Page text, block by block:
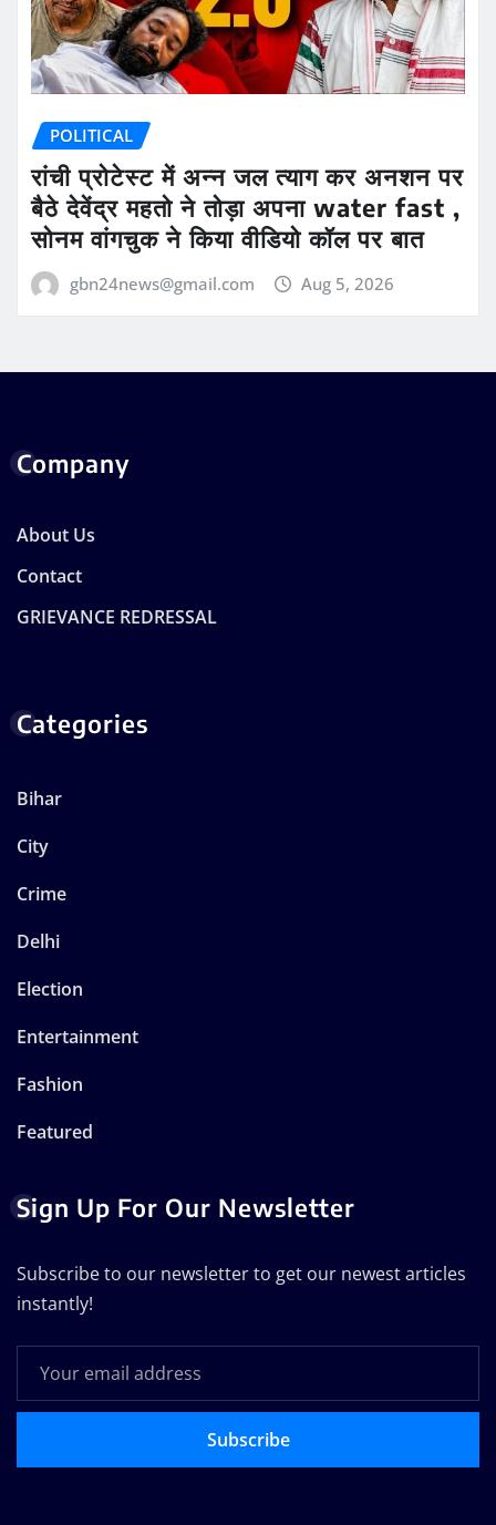
POLITICAL
रांची प्रोटेस्ट में अन्न जल त्याग कर अनशन पर
बैठे देवेंद्र महतो ने तोड़ा अपना water fast ,
सोनम वांगचुक ने किया वीडियो कॉल पर बात
gbn24news@gmail.com Aug 5, 2026
Company
About Us
Contact
GRIEVANCE REDRESSAL
Categories
Bihar
City
Crime
Delhi
Election
Entertainment
Fashion
Featured
Sign Up For Our Newsletter
Subscribe to our newsletter to get our newest articles
instantly!
Subscribe